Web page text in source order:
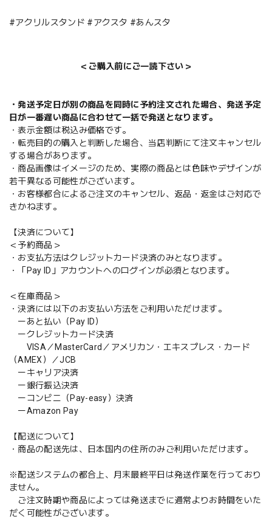
#アクリルスタンド #アクスタ #あんスタ
＜ご購入前にご一読下さい＞
・発送予定日が別の商品を同時に予約注文された場合、発送予定
日が一番遅い商品に合わせて一括で発送となります。
・表示金額は税込み価格です。
・転売目的の購入と判断した場合、当店判断にて注文キャンセル
する場合があります。
・商品画像はイメージのため、実際の商品とは色味やデザインが
若干異なる可能性がございます。
・お客様都合によるご注文のキャンセル、返品・返金はご対応で
きかねます。
【決済について】
＜予約商品＞
・お支払方法はクレジットカード決済のみとなります。
・「Pay ID」アカウントへのログインが必須となります。
＜在庫商品＞
・決済には以下のお支払い方法をご利用いただけます。
ーあと払い（Pay ID）
ークレジットカード決済
VISA／MasterCard／アメリカン・エキスプレス・カード
（AMEX）／JCB
ーキャリア決済
ー銀行振込決済
ーコンビニ（Pay-easy）決済
ーAmazon Pay
【配送について】
・商品の配送先は、日本国内の住所のみご利用いただけます。
※配送システムの都合上、月末最終平日は発送作業を行っており
ません。
ご注文時期や商品によっては発送までに通常よりお時間をいた
だく可能性がございます。